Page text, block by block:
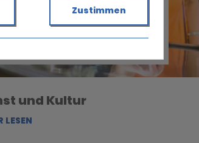
Zustimmen
und Kultur
LESEN